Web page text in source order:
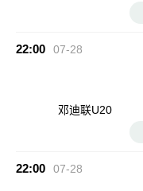
22:00 07-28
邓迪联U20
22:00 07-28